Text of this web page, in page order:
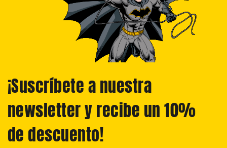
¡Suscríbete a nuestra
newsletter y recibe un 10%
de descuento!